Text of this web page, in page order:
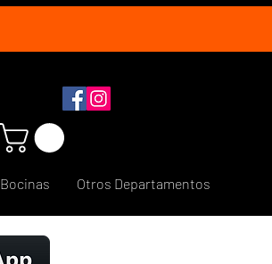
Bocinas Otros Departamentos